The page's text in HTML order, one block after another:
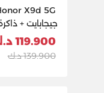
جيجابايت) -
119.900 د.ك
139.900 د.ك